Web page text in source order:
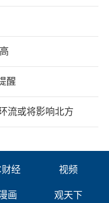
醒
流或将影响北方
经 视频
画 观天下